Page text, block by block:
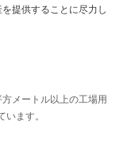
提供することに尽力し
メートル以上の工場用
います。